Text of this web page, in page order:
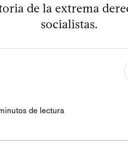
de la extrema
socialistas.
de lectura